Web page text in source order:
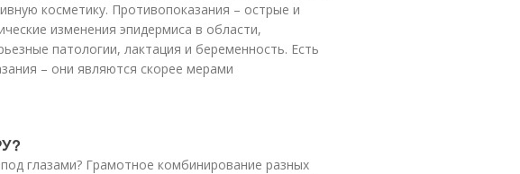
косметику. Противопоказания – острые и
изменения эпидермиса в области,
патологии, лактация и беременность. Есть
– они являются скорее мерами
глазами? Грамотное комбинирование разных